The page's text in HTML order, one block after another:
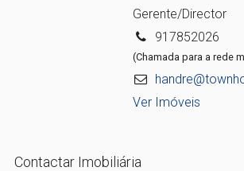
Gerente/Director
917852026
(Chamada para a rede
Ver Imóveis
Contactar Imobiliária